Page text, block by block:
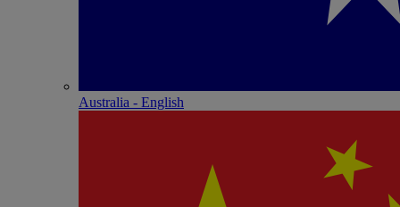
Australia - English